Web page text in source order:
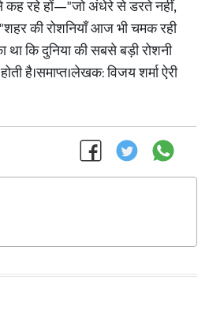
कह रहे हों—"जो अंधेरे से डरते नहीं,
की रोशनियाँ आज भी चमक रही
कि दुनिया की सबसे बड़ी रोशनी
है।समाप्त।लेखक: विजय शर्मा ऐरी